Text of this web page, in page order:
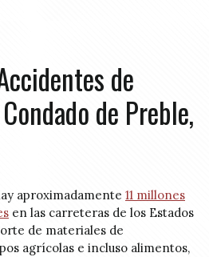
de
de Preble,
aproximadamente 11 millones
en las carreteras de los Estados
de materiales de
agrícolas e incluso alimentos,